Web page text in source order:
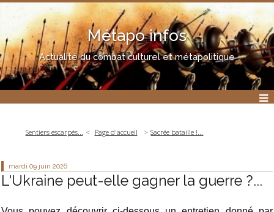
Métapo infos
Actualité du combat culturel et métapolitique
Sentiers escarpés... Page d'accueil Sacrée bataille !...
mardi 09 juin 2026
L'Ukraine peut-elle gagner la guerre ?...